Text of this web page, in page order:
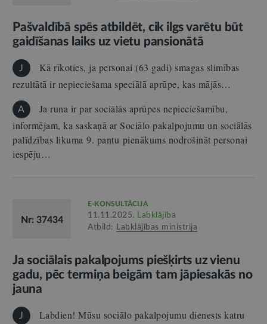
Pašvaldībā spēs atbildēt, cik ilgs varētu būt
gaidīšanas laiks uz vietu pansionātā
J
Kā rīkoties, ja personai (63 gadi) smagas slimības
rezultātā ir nepieciešama speciālā aprūpe, kas mājās…
A
Ja runa ir par sociālās aprūpes nepieciešamību,
informējam, ka saskaņā ar Sociālo pakalpojumu un sociālās
palīdzības likuma 9. pantu pienākums nodrošināt personai
iespēju…
Nr: 37434
E-KONSULTĀCIJA
11.11.2025. Labklājība
Atbild: Labklājības ministrija
Ja sociālais pakalpojums piešķirts uz vienu
gadu, pēc termiņa beigām tam jāpiesakās no
jauna
J
Labdien! Mūsu sociālo pakalpojumu dienests katru